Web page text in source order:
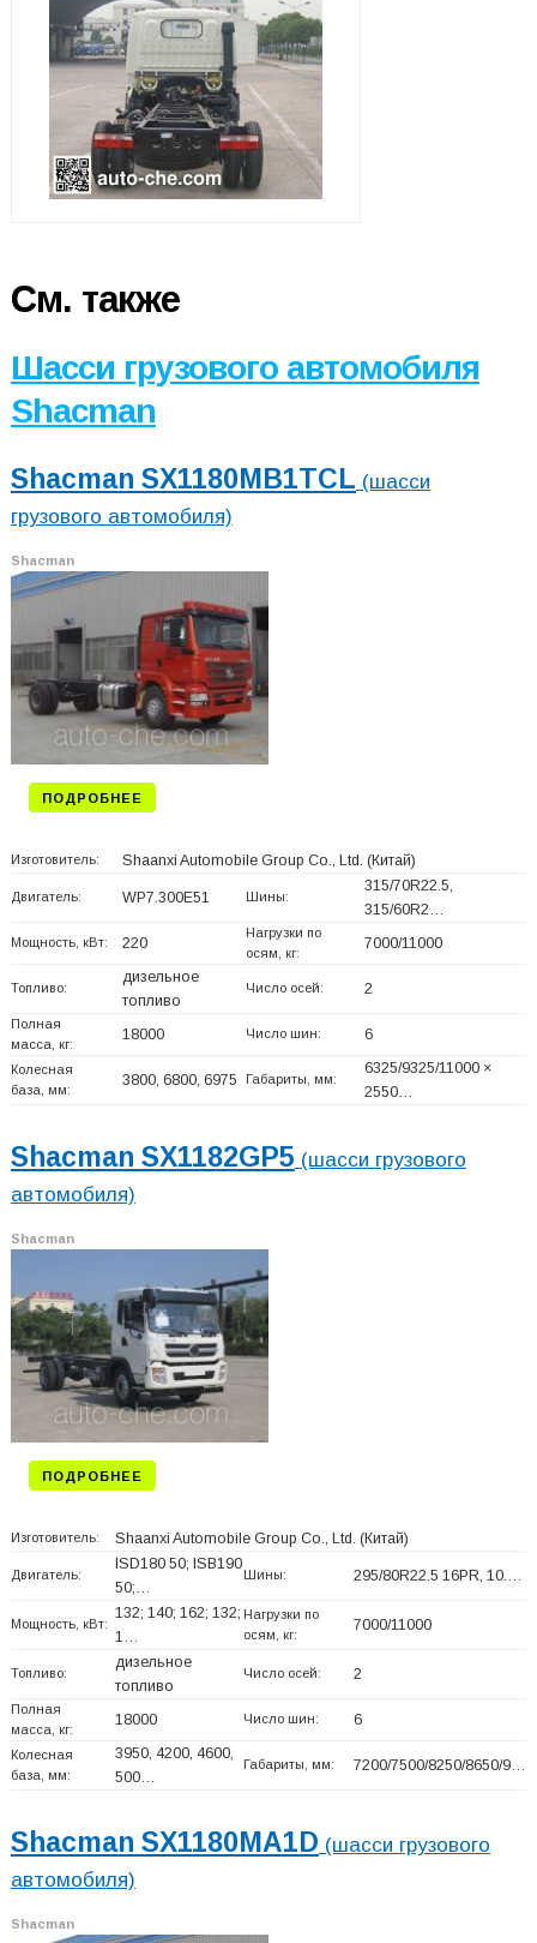
См. также
Шасси грузового автомобиля
Shacman
Shacman SX1180MB1TCL (шасси
грузового автомобиля)
Shacman
ПОДРОБНЕЕ
Изготовитель: Shaanxi Automobile Group Co., Ltd. (Китай)
Двигатель: WP7.300E51 Шины:
315/70R22.5,
315/60R2…
Мощность, кВт: 220
Нагрузки по
осям, кг:
7000/11000
Топливо:
дизельное
топливо
Число осей: 2
Полная
масса, кг:
18000 Число шин: 6
Колесная
база, мм:
3800, 6800, 6975 Габариты, мм:
6325/9325/11000 ×
2550…
Shacman SX1182GP5 (шасси грузового
автомобиля)
Shacman
ПОДРОБНЕЕ
Изготовитель: Shaanxi Automobile Group Co., Ltd. (Китай)
Двигатель:
ISD180 50; ISB190
50;…
Шины: 295/80R22.5 16PR, 10.…
Мощность, кВт:
132; 140; 162; 132;
1…
Нагрузки по
осям, кг:
7000/11000
Топливо:
дизельное
топливо
Число осей: 2
Полная
масса, кг:
18000 Число шин: 6
Колесная
база, мм:
3950, 4200, 4600,
500…
Габариты, мм: 7200/7500/8250/8650/9…
Shacman SX1180MA1D (шасси грузового
автомобиля)
Shacman